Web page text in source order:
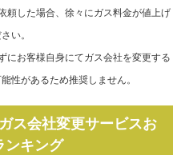
頼した場合、徐々にガス料金が値上げ
い。
にお客様自身にてガス会社を変更する
性があるため推奨しません。
ス会社変更サービスお
ンキング